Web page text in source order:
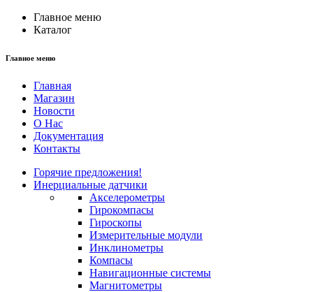
Главное меню
Каталог
Главное меню
Главная
Магазин
Новости
О Нас
Документация
Контакты
Горячие предложения!
Инерциальные датчики
Акселерометры
Гирокомпасы
Гироскопы
Измерительные модули
Инклинометры
Компасы
Навигационные системы
Магнитометры